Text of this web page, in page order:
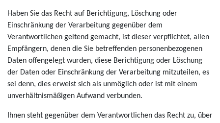
Haben Sie das Recht auf Berichtigung, Löschung oder
Einschränkung der Verarbeitung gegenüber dem
Verantwortlichen geltend gemacht, ist dieser verpflichtet, allen
Empfängern, denen die Sie betreffenden personenbezogenen
Daten offengelegt wurden, diese Berichtigung oder Löschung
der Daten oder Einschränkung der Verarbeitung mitzuteilen, es
sei denn, dies erweist sich als unmöglich oder ist mit einem
unverhältnismäßigen Aufwand verbunden.
Ihnen steht gegenüber dem Verantwortlichen das Recht zu, über